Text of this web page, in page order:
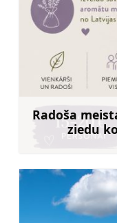
Radoša
ziedu